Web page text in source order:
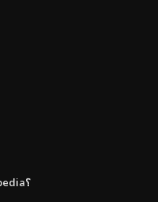
كيف ترفع الفيدرالية أسعار الفائدة investopedia؟